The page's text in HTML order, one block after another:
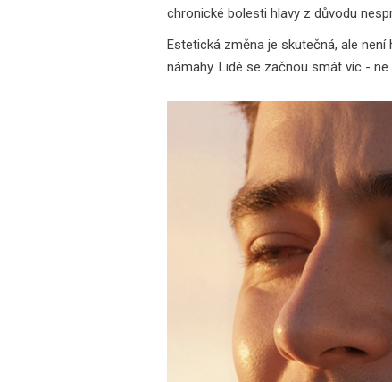
chronické bolesti hlavy z důvodu
Estetická změna je skutečná, ale
námahy. Lidé se začnou smát víc - ne